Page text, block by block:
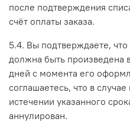
после подтверждения
счёт оплаты заказа.
5.4. Вы подтверждаете, что
должна быть произведена
дней с момента его
соглашаетесь, что в
истечении указанного
аннулирован.